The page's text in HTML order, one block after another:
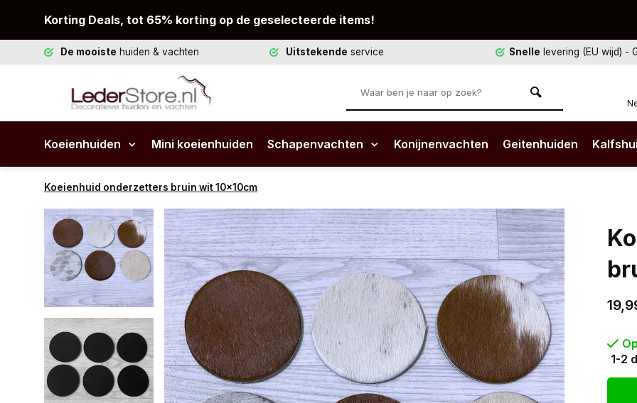
Korting Deals, tot 65% korting op de geselecteerde items!
De mooiste huiden & vachten Uitstekende service Snelle levering (EU wijd) -
Koeienhuiden Mini koeienhuiden Schapenvachten Konijnenvachten Geitenhuiden
Koeienhuid onderzetters bruin wit 10x10cm
1-2